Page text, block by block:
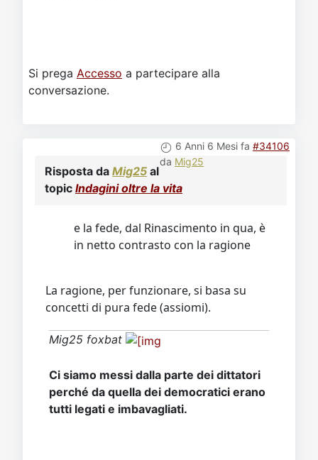
Si prega Accesso a partecipare alla
conversazione.
6 Anni 6 Mesi fa #34106
da Mig25
Risposta da Mig25 al
topic Indagini oltre la vita
e la fede, dal Rinascimento in qua, è
in netto contrasto con la ragione
La ragione, per funzionare, si basa su
concetti di pura fede (assiomi).
Mig25 foxbat
Ci siamo messi dalla parte dei dittatori
perché da quella dei democratici erano
tutti legati e imbavagliati.